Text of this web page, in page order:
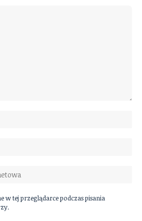
w tej przeglądarce podczas pisania